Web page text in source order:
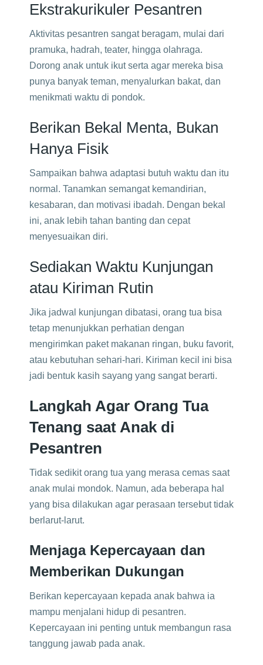
Ekstrakurikuler Pesantren
Aktivitas pesantren sangat beragam, mulai dari
pramuka, hadrah, teater, hingga olahraga.
Dorong anak untuk ikut serta agar mereka bisa
punya banyak teman, menyalurkan bakat, dan
menikmati waktu di pondok.
Berikan Bekal Menta, Bukan
Hanya Fisik
Sampaikan bahwa adaptasi butuh waktu dan itu
normal. Tanamkan semangat kemandirian,
kesabaran, dan motivasi ibadah. Dengan bekal
ini, anak lebih tahan banting dan cepat
menyesuaikan diri.
Sediakan Waktu Kunjungan
atau Kiriman Rutin
Jika jadwal kunjungan dibatasi, orang tua bisa
tetap menunjukkan perhatian dengan
mengirimkan paket makanan ringan, buku favorit,
atau kebutuhan sehari-hari. Kiriman kecil ini bisa
jadi bentuk kasih sayang yang sangat berarti.
Langkah Agar Orang Tua
Tenang saat Anak di
Pesantren
Tidak sedikit orang tua yang merasa cemas saat
anak mulai mondok. Namun, ada beberapa hal
yang bisa dilakukan agar perasaan tersebut tidak
berlarut-larut.
Menjaga Kepercayaan dan
Memberikan Dukungan
Berikan kepercayaan kepada anak bahwa ia
mampu menjalani hidup di pesantren.
Kepercayaan ini penting untuk membangun rasa
tanggung jawab pada anak.